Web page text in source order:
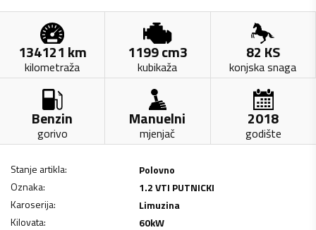
134121 km
kilometraža
1199cm3
kubikaža
82 KS
konjska snaga
Benzin
gorivo
Manuelni
mjenjač
2018
godište
Stanje artikla:
Polovno
Oznaka:
1.2 VTI PUTNICKI
Karoserija:
Limuzina
Kilovata: 60kW